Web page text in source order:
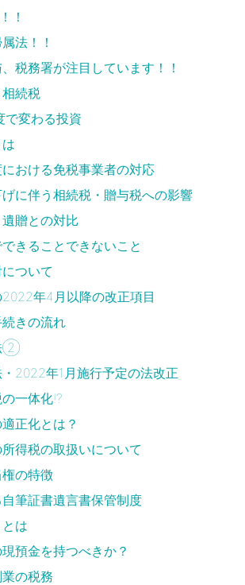
！
法！！
税務署が注目しています！！
続税
で変わる投資
おける免税事業者の対応
に伴う相続税・贈与税への影響
贈との対比
きることできないこと
ついて
年4月以降の改正項目
きの流れ
②
2022年1月施行予定の法改正
一体化!?
正化とは？
得税の取扱いについて
の特徴
筆証書遺言書保管制度
は
預金を持つべきか？
の税務